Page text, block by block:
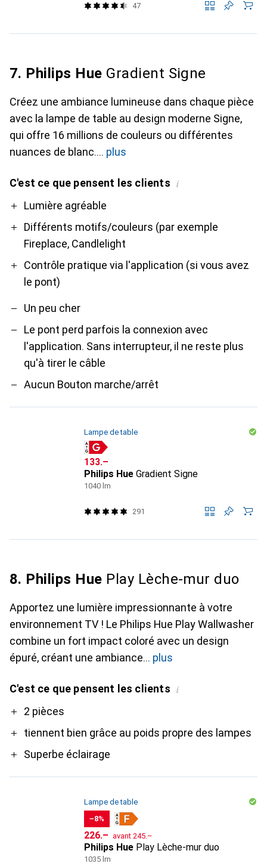
47
7. Philips Hue Gradient Signe
Créez une ambiance lumineuse dans chaque pièce
avec la lampe de table au design moderne Signe,
qui offre 16 millions de couleurs ou différentes
nuances de blanc.
plus
C'est ce que pensent les clients i
ProLumière agréable
Différents motifs/couleurs (par exemple
Fireplace, Candlelight
Contrôle pratique via l'application (si vous avez
le pont)
Contre
Un peu cher
Le pont perd parfois la connexion avec
l'application. Sans interrupteur, il ne reste plus
qu'à tirer le câble
Aucun Bouton marche/arrêt
Lampe de table
CHF
133.–
Philips Hue Gradient Signe
1040 lm
291
8. Philips Hue Play Lèche-mur duo
Apportez une lumière impressionnante à votre
environnement TV ! Le Philips Hue Play Wallwasher
combine un fort impact coloré avec un design
épuré, créant une ambiance
plus
C'est ce que pensent les clients i
Pro2 pièces
tiennent bien grâce au poids propre des lampes
Superbe éclairage
Lampe de table
−8%
CHF
226.– avant CHF
245.–
Philips Hue Play Lèche-mur duo
1035 lm